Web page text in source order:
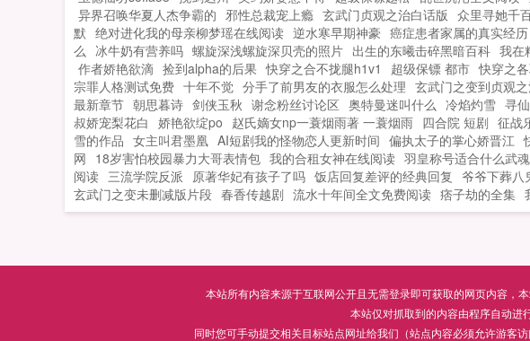
异界召唤华夏人杰争霸的 邪性总裁宠上瘾 玄武门贞观之治白话版 众里寻她千
默 绝对进化我的母亲柳梦瑶在线阅读 逆水寒早期神豪 癌症患者家属的真实经历
么 冰牛奶有营养吗 螺旋深浅螺旋深贝壳的照片 出生的东曦击碎黑暗百科 我在
作者娇艳欲滴 捡到alpha的后果 快穿之合不拢腿h1v1 超级保镖 都市 快穿之
宗罪人格测试免费 十年不觉 分手了前男友的衣服怎么处理 玄武门之变到贞观
最新章节 朝思暮诗 剑侠玉秋 谢念粉丝讨论区 奥特曼迷叫什么 冷焰灼雪 寻
叔娇宠梨花白 娇艳欲绽po 赵氏嫡女np一蓑烟雨著 一蓑烟雨 四合院 短剧 征战
雪的作品 女主叫君墨凰 AI短剧我的怪物恋人更新时间 偏执太子的掌心娇晋江
网 18岁害怕校园暴力大哥表情包 我的合租女神在线阅读 羽皇称号适合什么武
阅读 三流学院反派 原著华妃有孩子了吗 饭店回复差评的经典回复 爷爷下葬八
玄武门之变未删减版片段 春香传越剧 流水十年间全文免费阅读 痞子劫的全集
本站所有内容来源于互联网公开且无需登录即可获取的网页内容，
本站仅对抓取到的内容由程序自动进
同时您可手动提交相关目标站点网址给我们（站点内容必须允许游客